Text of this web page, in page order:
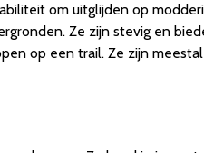
om uitglijden op
Ze zijn stevig en
op een trail. Ze zijn